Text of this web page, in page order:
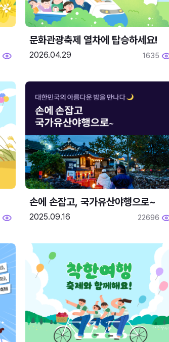
문화관광축제 열차에 탑승하세요!
2026.04.29 1635
손에 손잡고, 국가유산야행으로~
2025.09.16 22696